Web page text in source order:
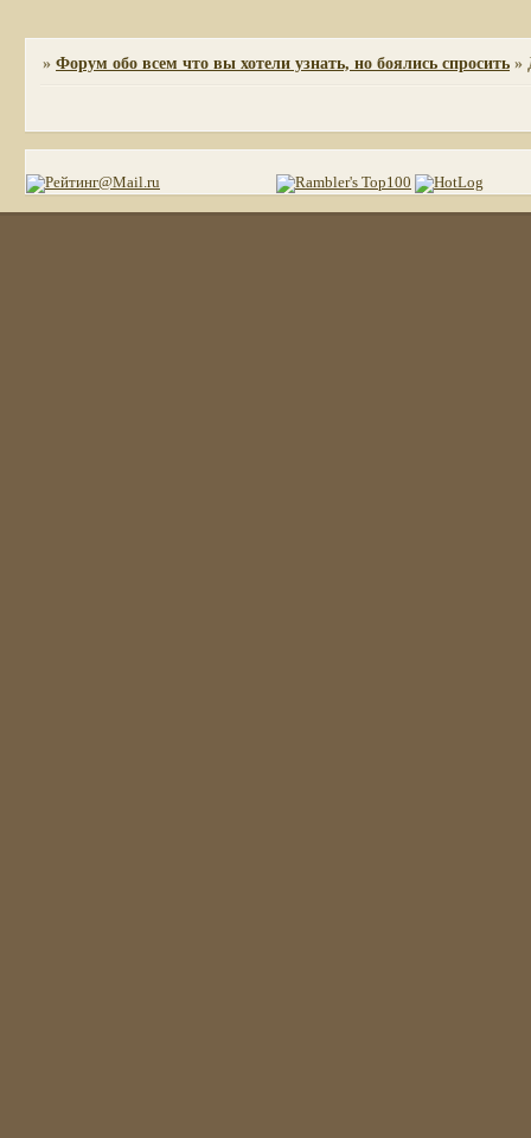
»Форум обо всем что вы хотели узнать, но боялись спросить »